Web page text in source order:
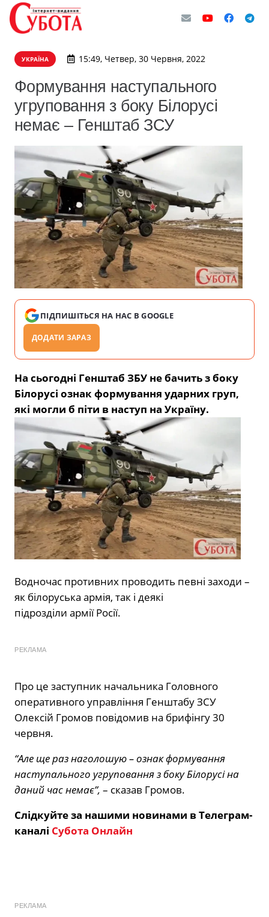
УКРАЇНА 15:49, Четвер, 30 Червня, 2022
Формування наступального
угруповання з боку Білорусі
немає – Генштаб ЗСУ
ПІДПИШІТЬСЯ НА НАС В GOOGLE
ДОДАТИ ЗАРАЗ
На сьогодні Генштаб ЗБУ не бачить з боку
Білорусі ознак формування ударних груп,
які могли б піти в наступ на Україну.
Водночас противних проводить певні заходи –
як білоруська армія, так і деякі
підрозділи армії Росії.
РЕКЛАМА
Про це заступник начальника Головного
оперативного управління Генштабу ЗСУ
Олексій Громов повідомив на брифінгу 30
червня.
“Але ще раз наголошую – ознак формування
наступального угруповання з боку Білорусі на
даний час немає”, – сказав Громов.
Слідкуйте за нашими новинами в Телеграм-
каналі Субота Онлайн
РЕКЛАМА